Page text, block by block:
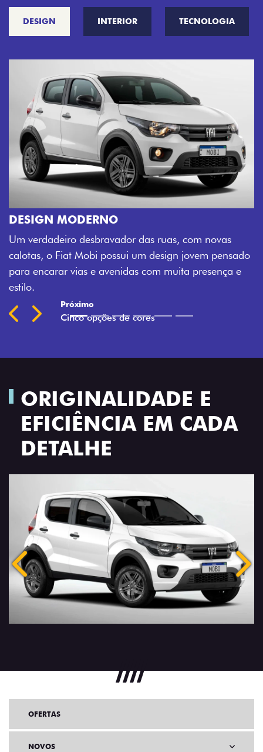
DESIGN INTERIOR TECNOLOGIA
com novas
pensado
presença e
CINCO OPÇÕES DE CORES
O Fiat Mobi tem sempre uma opção de
sua cara. Escolha entre o Preto Vulcano,
Montecarlo, Branco Banchisa, Prata Bari
Silverstone.
ORIGINALIDADE E
EFICIÊNCIA EM CADA
DETALHE
Anterior
OFERTAS
NOVOS